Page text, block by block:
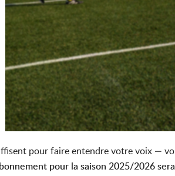
pour faire entendre votre voix —
pour la saison 2025/2026